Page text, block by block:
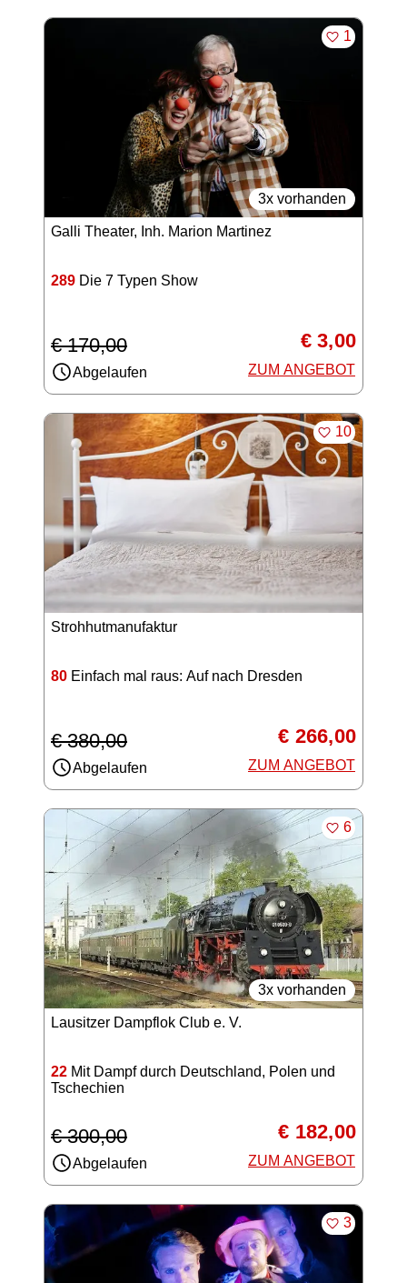
3x vorhanden
MERKEN
1
Galli Theater, Inh. Marion Martinez
289 Die 7 Typen Show
€ 170,00
Abgelaufen
€ 3,00
ZUM ANGEBOT
MERKEN
10
Strohhutmanufaktur
80 Einfach mal raus: Auf nach Dresden
€ 380,00
Abgelaufen
€ 266,00
ZUM ANGEBOT
3x vorhanden
MERKEN
6
Lausitzer Dampflok Club e. V.
22 Mit Dampf durch Deutschland, Polen und
Tschechien
€ 300,00
Abgelaufen
€ 182,00
ZUM ANGEBOT
MERKEN
3